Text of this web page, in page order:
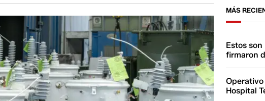
MÁS
Estos
firmaron
Hospital